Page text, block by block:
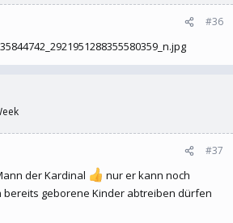
#36
#37
der Kardinal
nur er kann noch
bereits geborene Kinder abtreiben dürfen